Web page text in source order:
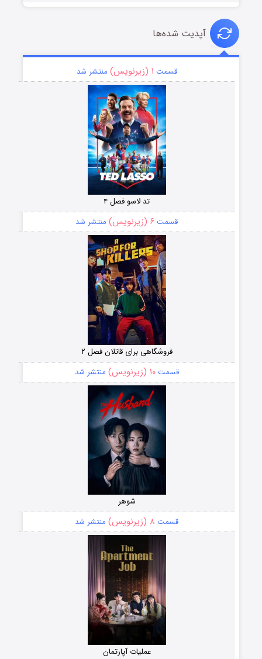
آپدیت شده‌ها
قسمت ۱ (زیرنویس) منتشر شد
تد لاسو فصل ۴
قسمت ۶ (زیرنویس) منتشر شد
فروشگاهی برای قاتلان فصل ۲
قسمت۱۰ (زیرنویس) منتشر شد
شوهر
قسمت ۸ (زیرنویس) منتشر شد
عملیات آپارتمان